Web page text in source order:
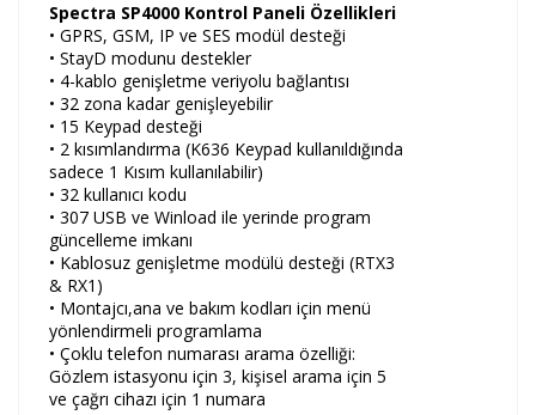
Spectra SP4000 Kontrol Paneli Özellikleri
• GPRS, GSM, IP ve SES modül desteği
• StayD modunu destekler
• 4-kablo genişletme veriyolu bağlantısı
• 32 zona kadar genişleyebilir
• 15 Keypad desteği
• 2 kısımlandırma (K636 Keypad kullanıldığında
sadece 1 Kısım kullanılabilir)
• 32 kullanıcı kodu
• 307 USB ve Winload ile yerinde program
güncelleme imkanı
• Kablosuz genişletme modülü desteği (RTX3
& RX1)
• Montajcı,ana ve bakım kodları için menü
yönlendirmeli programlama
• Çoklu telefon numarası arama özelliği:
Gözlem istasyonu için 3, kişisel arama için 5
ve çağrı cihazı için 1 numara